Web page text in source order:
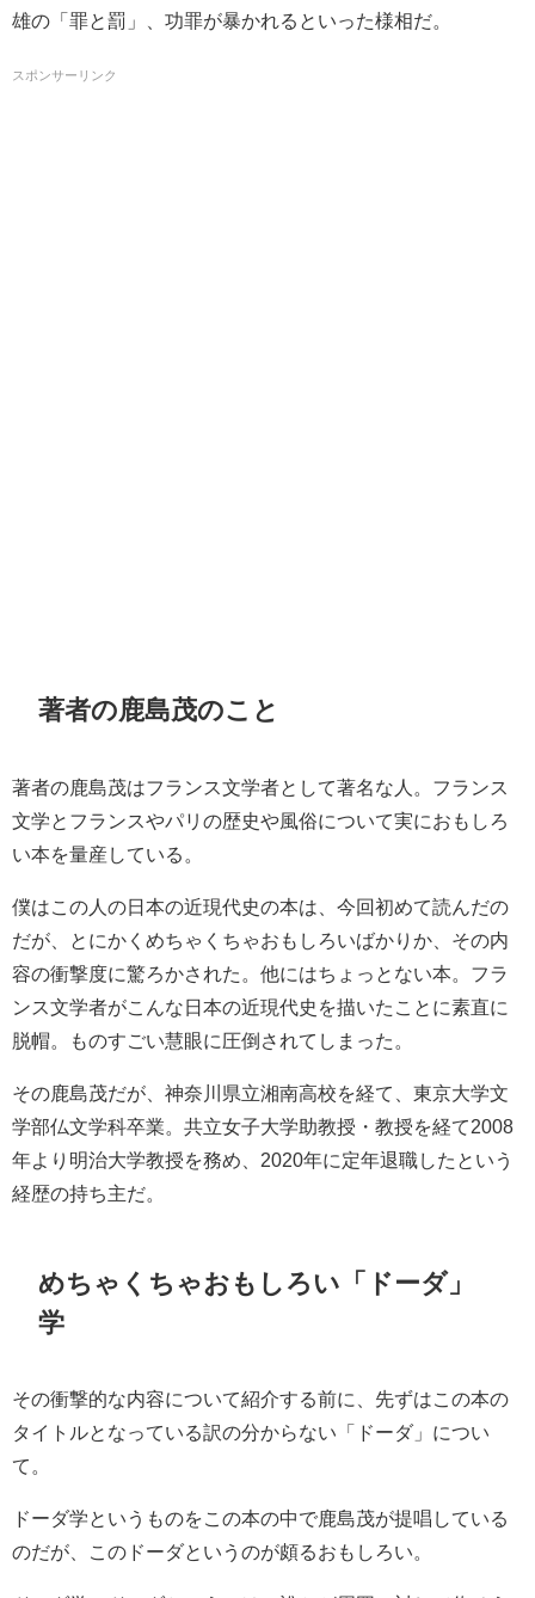
雄の「罪と罰」、功罪が暴かれるといった様相だ。
スポンサーリンク
著者の鹿島茂のこと
著者の鹿島茂はフランス文学者として著名な人。フランス
文学とフランスやパリの歴史や風俗について実におもしろ
い本を量産している。
僕はこの人の日本の近現代史の本は、今回初めて読んだの
だが、とにかくめちゃくちゃおもしろいばかりか、その内
容の衝撃度に驚ろかされた。他にはちょっとない本。フラ
ンス文学者がこんな日本の近現代史を描いたことに素直に
脱帽。ものすごい慧眼に圧倒されてしまった。
その鹿島茂だが、神奈川県立湘南高校を経て、東京大学文
学部仏文学科卒業。共立女子大学助教授・教授を経て2008
年より明治大学教授を務め、2020年に定年退職したという
経歴の持ち主だ。
めちゃくちゃおもしろい「ドーダ」
学
その衝撃的な内容について紹介する前に、先ずはこの本の
タイトルとなっている訳の分からない「ドーダ」につい
て。
ドーダ学というものをこの本の中で鹿島茂が提唱している
のだが、このドーダというのが頗るおもしろい。